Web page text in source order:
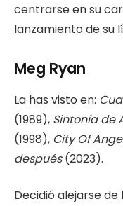
centrarse en su
lanzamiento de su
Meg Ryan
La has visto en:
(1989), Sintonía de
(1998), City Of
después(2023).
Decidió alejarse de